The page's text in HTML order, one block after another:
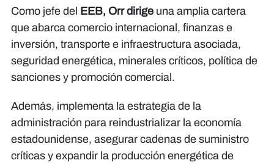
Como jefe del EEB, Orr dirige una amplia cartera
que abarca comercio internacional, finanzas e
inversión, transporte e infraestructura asociada,
seguridad energética, minerales críticos, política de
sanciones y promoción comercial.
Además, implementa la estrategia de la
administración para reindustrializar la economía
estadounidense, asegurar cadenas de suministro
críticas y expandir la producción energética de